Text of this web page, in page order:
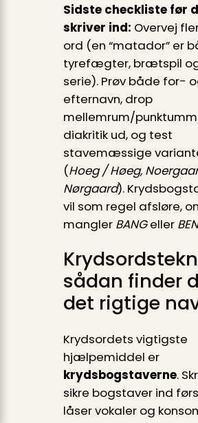
Sidste checkliste før
skriver ind: Overvej
ord (en “matador” er
tyrefægter, brætspil
serie). Prøv både for-
efternavn, drop
mellemrum/
diakritik ud, og test
stavemæssige
(Hoeg / Høeg,
Nørgaard).
vil som regel afsløre,
mangler BANGeller
sådan finder
det rigtige
Krydsordets vigtigste
hjælpemiddel er
krydsbogstaverne.
sikre bogstaver ind
låser vokaler og